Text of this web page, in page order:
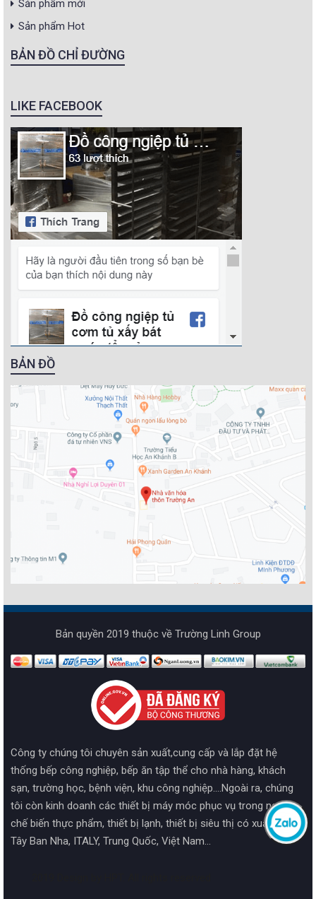
Sản phẩm mới
Sản phẩm Hot
BẢN ĐỒ CHỈ ĐƯỜNG
LIKE FACEBOOK
BẢN ĐỒ
Bản quyền 2019 thuộc về Trường Linh Group
Công ty chúng tôi chuyên sản xuất,cung cấp và lắp đặt hệ
thống bếp công nghiệp, bếp ăn tập thể cho nhà hàng, khách
sạn, trường học, bệnh viện, khu công nghiệp....Ngoài ra, chúng
tôi còn kinh doanh các thiết bị máy móc phục vụ trong ngành
chế biến thực phẩm, thiết bị lạnh, thiết bị siêu thị có xuất xứ từ
Tây Ban Nha, ITALY, Trung Quốc, Việt Nam...